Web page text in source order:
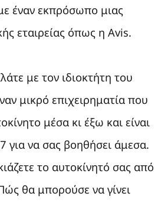
έναν εκπρόσωπο μιας
εταιρείας όπως η Avis.
με τον ιδιοκτήτη του
μικρό επιχειρηματία που
μέσα κι έξω και είναι
για να σας βοηθήσει άμεσα.
το αυτοκίνητό σας από
θα μπορούσε να γίνει